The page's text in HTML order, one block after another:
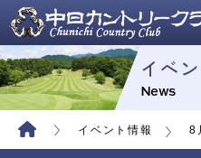
イベ
News
イベント情報 8